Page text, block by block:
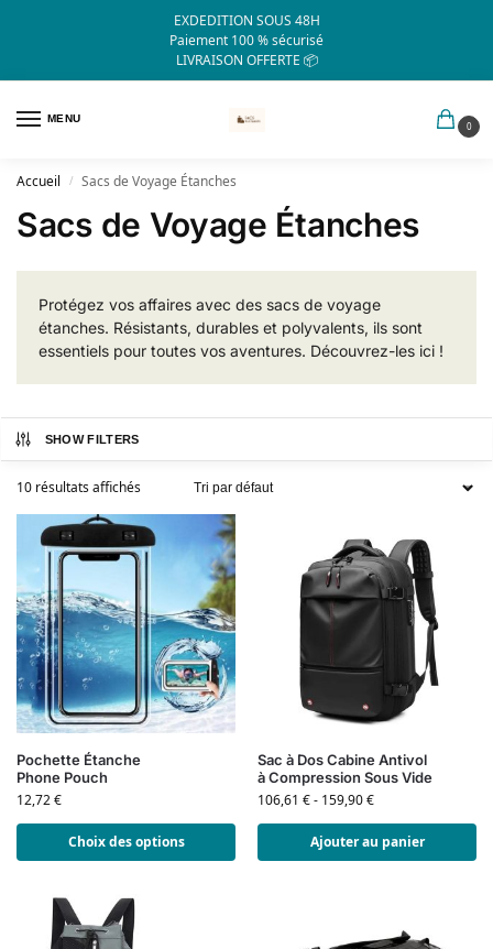
EXDEDITION SOUS 48H
Paiement 100 % sécurisé
LIVRAISON OFFERTE 📦
MENU
0
Accueil / Sacs de Voyage Étanches
Sacs de Voyage Étanches
Protégez vos affaires avec des sacs de voyage
étanches. Résistants, durables et polyvalents, ils sont
essentiels pour toutes vos aventures. Découvrez-les ici !
SHOW FILTERS
10 résultats affichés
Pochette Étanche
Phone Pouch
12,72€
Choix des options
Sac à Dos Cabine Antivol
à Compression Sous Vide
106,61 €- 159,90€
Ajouter au panier